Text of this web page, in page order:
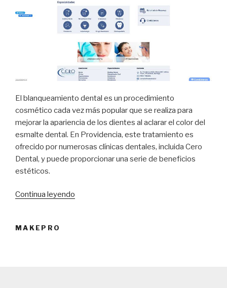
El blanqueamiento dental es un procedimiento
cosmético cada vez más popular que se realiza para
mejorar la apariencia de los dientes al aclarar el color del
esmalte dental. En Providencia, este tratamiento es
ofrecido por numerosas clínicas dentales, incluida Cero
Dental, y puede proporcionar una serie de beneficios
estéticos.
Continua leyendo
MAKEPRO